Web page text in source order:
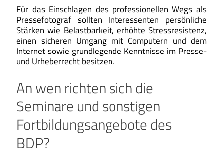
Für das Einschlagen des professionellen Wegs als
Pressefotograf sollten Interessenten persönliche
Stärken wie Belastbarkeit, erhöhte Stressresistenz,
einen sicheren Umgang mit Computern und dem
Internet sowie grundlegende Kenntnisse im Presse-
und Urheberrecht besitzen.
An wen richten sich die
Seminare und sonstigen
Fortbildungsangebote des
BDP?